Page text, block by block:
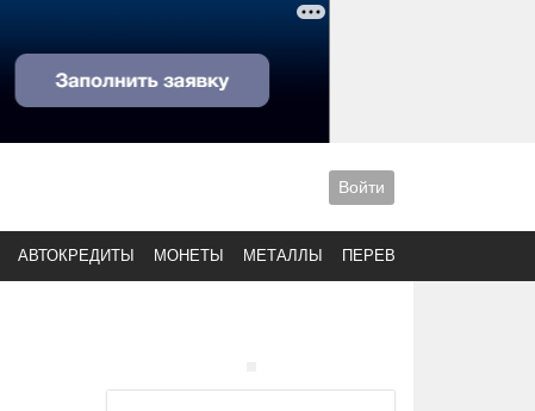
Войти
АВТОКРЕДИТЫ МОНЕТЫ МЕТАЛЛЫ ПЕРЕВОДЫ